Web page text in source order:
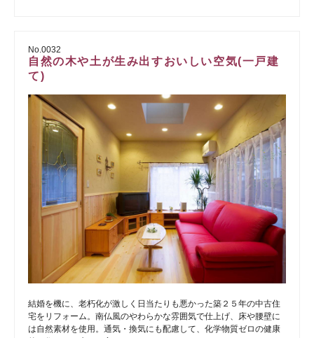
No.0032
自然の木や土が生み出すおいしい空気(一戸建
て)
結婚を機に、老朽化が激しく日当たりも悪かった築２５年の中古住
宅をリフォーム。南仏風のやわらかな雰囲気で仕上げ、床や腰壁に
は自然素材を使用。通気・換気にも配慮して、化学物質ゼロの健康